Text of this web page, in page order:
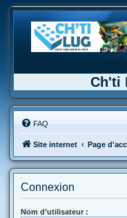
Ch'ti
FAQ
Site internet Page
Connexion
Nom d’utilisateur :